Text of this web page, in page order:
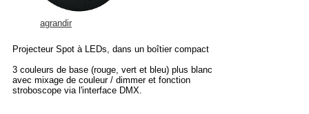
agrandir
Projecteur Spot à LEDs, dans un boîtier compact
3 couleurs de base (rouge, vert et bleu) plus blanc
avec mixage de couleur / dimmer et fonction
stroboscope via l'interface DMX.